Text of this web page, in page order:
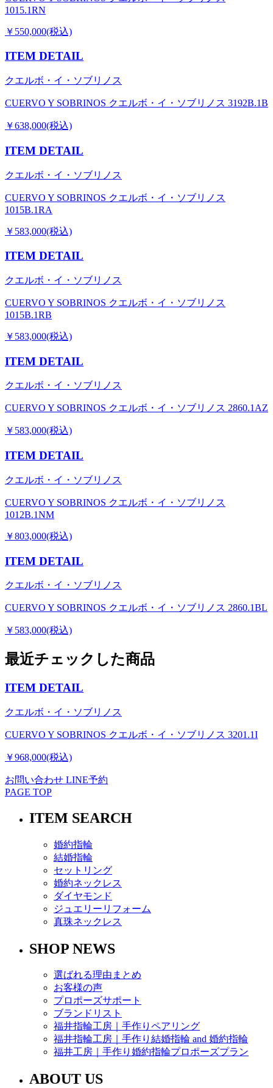
1015.1RN
￥550,000(税込)
ITEM DETAIL
クエルボ・イ・ソブリノス
CUERVO Y SOBRINOS クエルボ・イ・ソブリノス 3192B.1B
￥638,000(税込)
ITEM DETAIL
クエルボ・イ・ソブリノス
CUERVO Y SOBRINOS クエルボ・イ・ソブリノス
1015B.1RA
￥583,000(税込)
ITEM DETAIL
クエルボ・イ・ソブリノス
CUERVO Y SOBRINOS クエルボ・イ・ソブリノス
1015B.1RB
￥583,000(税込)
ITEM DETAIL
クエルボ・イ・ソブリノス
CUERVO Y SOBRINOS クエルボ・イ・ソブリノス 2860.1AZ
￥583,000(税込)
ITEM DETAIL
クエルボ・イ・ソブリノス
CUERVO Y SOBRINOS クエルボ・イ・ソブリノス
1012B.1NM
￥803,000(税込)
ITEM DETAIL
クエルボ・イ・ソブリノス
CUERVO Y SOBRINOS クエルボ・イ・ソブリノス 2860.1BL
￥583,000(税込)
最近チェックした商品
ITEM DETAIL
クエルボ・イ・ソブリノス
CUERVO Y SOBRINOS クエルボ・イ・ソブリノス 3201.1I
￥968,000(税込)
お問い合わせ LINE予約
PAGE TOP
ITEM SEARCH
婚約指輪
結婚指輪
セットリング
婚約ネックレス
ダイヤモンド
ジュエリーリフォーム
真珠ネックレス
SHOP NEWS
選ばれる理由まとめ
お客様の声
プロポーズサポート
ブランドリスト
福井指輪工房｜手作りペアリング
福井指輪工房｜手作り結婚指輪 and 婚約指輪
福井工房｜手作り婚約指輪プロポーズプラン
ABOUT US